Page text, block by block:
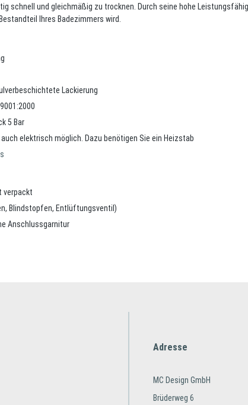
schnell und gleichmäßig zu trocknen. Durch seine hohe
Ihres Badezimmers wird.
Lackierung
5 Bar
elektrisch möglich. Dazu benötigen Sie ein Heizstab
verpackt
Blindstopfen, Entlüftungsventil)
Anschlussgarnitur
Adresse
MC Design GmbH
Brüderweg 6